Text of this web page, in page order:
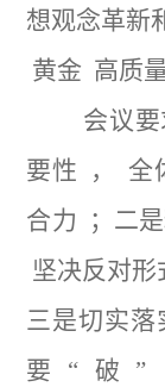
想观念革新
黄金 高质
会议要
要性
， 全
合力
；二
坚决反对形
三是切实落
要
“ 破 ”